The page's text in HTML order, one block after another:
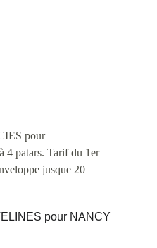
pour
patars. Tarif du 1er
jusque 20